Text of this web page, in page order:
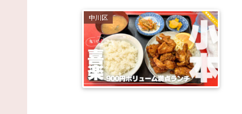
中川区